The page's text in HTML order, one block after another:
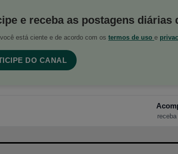
e receba as postagens diárias
está ciente e de acordo com os termos de uso e
DO CANAL